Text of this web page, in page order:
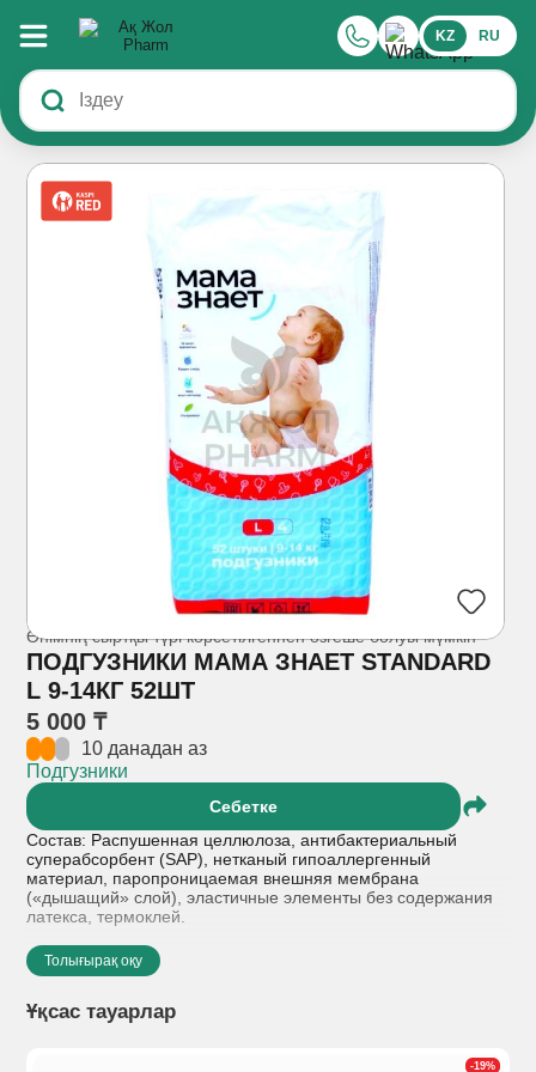
KZ RU
Өнімнің сыртқы түрі көрсетілгеннен өзгеше болуы мүмкін
ПОДГУЗНИКИ МАМА ЗНАЕТ STANDARD
L 9-14КГ 52ШТ
5 000 ₸
10 данадан аз
Подгузники
Себетке
Состав: Распушенная целлюлоза, антибактериальный
суперабсорбент (SAP), нетканый гипоаллергенный
материал, паропроницаемая внешняя мембрана
(«дышащий» слой), эластичные элементы без содержания
латекса, термоклей.
Показания к применению: Гигиенический уход за детьми
весом от 9 до 14 кг (размер L). Предназначены для
от раздражений и обеспечения комфорта во время
Толығырақ оқу
Ұқсас тауарлар
-19%